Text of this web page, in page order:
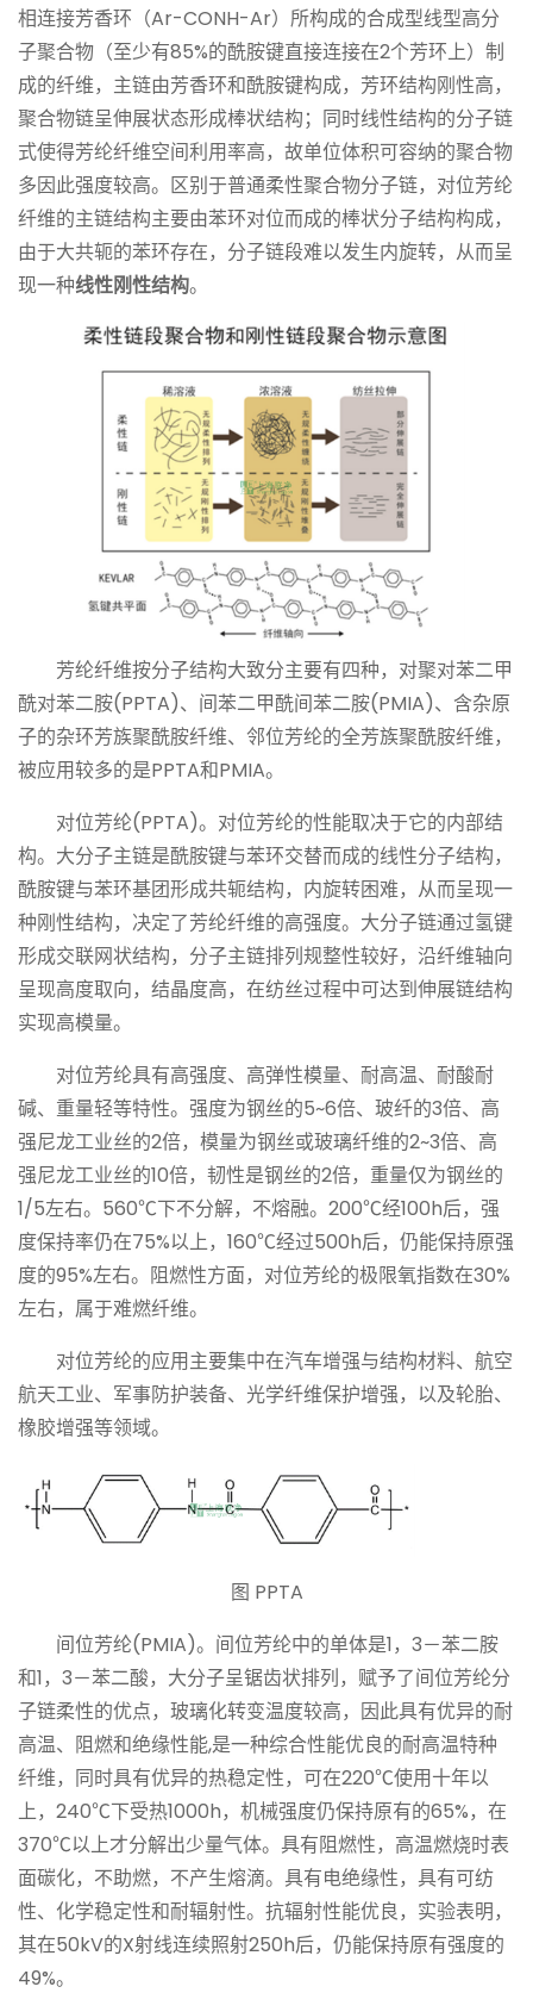
相连接芳香环（Ar-CONH-Ar）所构成的合成型线型高分
子聚合物（至少有85%的酰胺键直接连接在2个芳环上）制
成的纤维，主链由芳香环和酰胺键构成，芳环结构刚性高，
聚合物链呈伸展状态形成棒状结构；同时线性结构的分子链
式使得芳纶纤维空间利用率高，故单位体积可容纳的聚合物
多因此强度较高。区别于普通柔性聚合物分子链，对位芳纶
纤维的主链结构主要由苯环对位而成的棒状分子结构构成，
由于大共轭的苯环存在，分子链段难以发生内旋转，从而呈
现一种线性刚性结构。
芳纶纤维按分子结构大致分主要有四种，对聚对苯二甲
酰对苯二胺(PPTA)、间苯二甲酰间苯二胺(PMIA)、含杂原
子的杂环芳族聚酰胺纤维、邻位芳纶的全芳族聚酰胺纤维，
被应用较多的是PPTA和PMIA。
对位芳纶(PPTA)。对位芳纶的性能取决于它的内部结
构。大分子主链是酰胺键与苯环交替而成的线性分子结构，
酰胺键与苯环基团形成共轭结构，内旋转困难，从而呈现一
种刚性结构，决定了芳纶纤维的高强度。大分子链通过氢键
形成交联网状结构，分子主链排列规整性较好，沿纤维轴向
呈现高度取向，结晶度高，在纺丝过程中可达到伸展链结构
实现高模量。
对位芳纶具有高强度、高弹性模量、耐高温、耐酸耐
碱、重量轻等特性。强度为钢丝的5~6倍、玻纤的3倍、高
强尼龙工业丝的2倍，模量为钢丝或玻璃纤维的2~3倍、高
强尼龙工业丝的10倍，韧性是钢丝的2倍，重量仅为钢丝的
1/5左右。560℃下不分解，不熔融。200℃经100h后，强
度保持率仍在75%以上，160℃经过500h后，仍能保持原强
度的95%左右。阻燃性方面，对位芳纶的极限氧指数在30%
左右，属于难燃纤维。
对位芳纶的应用主要集中在汽车增强与结构材料、航空
航天工业、军事防护装备、光学纤维保护增强，以及轮胎、
橡胶增强等领域。
图 PPTA
间位芳纶(PMIA)。间位芳纶中的单体是1，3－苯二胺
和1，3－苯二酸，大分子呈锯齿状排列，赋予了间位芳纶分
子链柔性的优点，玻璃化转变温度较高，因此具有优异的耐
高温、阻燃和绝缘性能,是一种综合性能优良的耐高温特种
纤维，同时具有优异的热稳定性，可在220℃使用十年以
上，240℃下受热1000h，机械强度仍保持原有的65%，在
370℃以上才分解出少量气体。具有阻燃性，高温燃烧时表
面碳化，不助燃，不产生熔滴。具有电绝缘性，具有可纺
性、化学稳定性和耐辐射性。抗辐射性能优良，实验表明，
其在50kV的X射线连续照射250h后，仍能保持原有强度的
49%。